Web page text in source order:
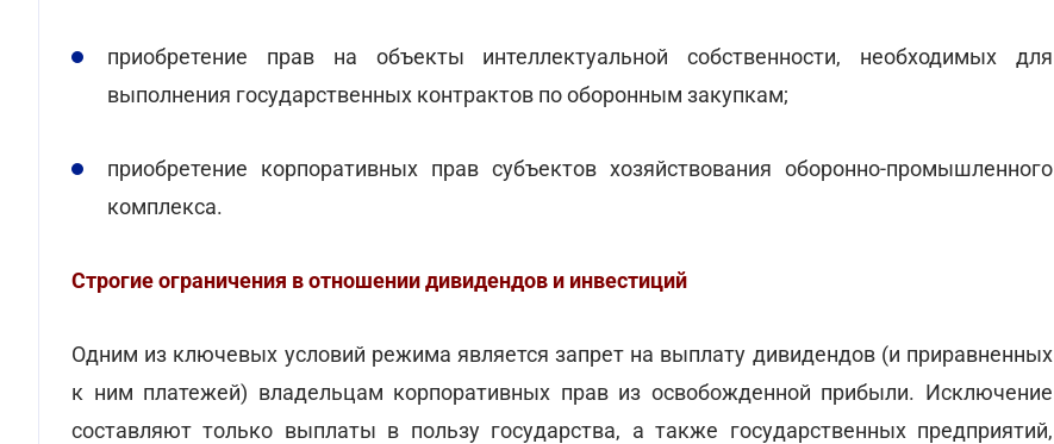
приобретение прав на объекты интеллектуальной собственности, необходимых для
выполнения государственных контрактов по оборонным закупкам;
приобретение корпоративных прав субъектов хозяйствования оборонно-промышленного
комплекса.
Строгие ограничения в отношении дивидендов и инвестиций
Одним из ключевых условий режима является запрет на выплату дивидендов (и приравненных
к ним платежей) владельцам корпоративных прав из освобожденной прибыли. Исключение
составляют только выплаты в пользу государства, а также государственных предприятий,